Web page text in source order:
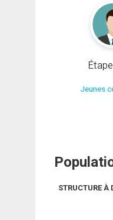
Jeunes
STRUCTURE À